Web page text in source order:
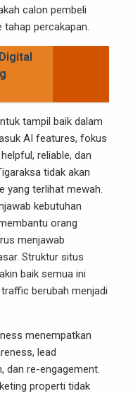
calon pembeli
tahap percakapan.
tampil baik dalam
AI features, fokus
reliable, dan
tidak akan
yang terlihat mewah.
kebutuhan
orang
menjawab
Struktur situs
baik semua ini
berubah menjadi
menempatkan
lead
dan re-engagement.
properti tidak